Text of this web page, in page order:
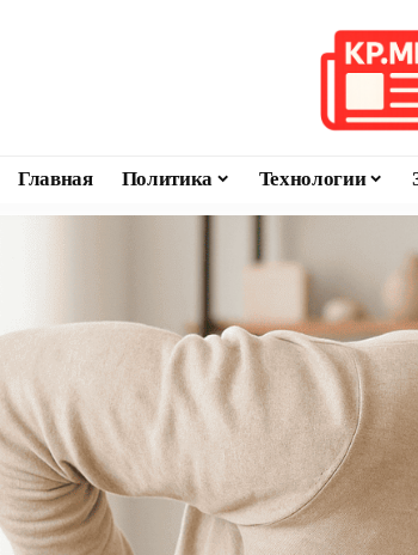
Главная Политика Технологии